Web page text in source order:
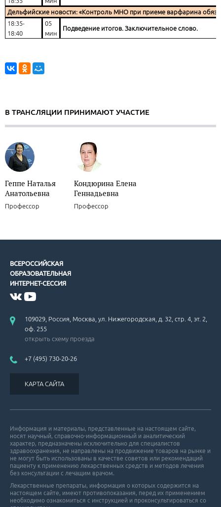
Дельфийские новости: «Контроль МНО при приеме варфарина
18:35-
18:40
05
мин
Подведение итогов. Заключительное слово.
В ТРАНСЛЯЦИИ ПРИНИМАЮТ УЧАСТИЕ
Геппе Наталья
Анатольевна
Профессор
Кондюрина Елена
Геннадьевна
Профессор
ВСЕРОССИЙСКАЯ
ОБРАЗОВАТЕЛЬНАЯ
ИНТЕРНЕТ-СЕССИЯ
109029, Россия, Москва, ул. Нижегородская, д. 32, стр. 4, эт. 2,
оф. 255
открыть схему проезда
+7 (495) 730-20-26
КАРТА САЙТА
Информация и материалы, представленные на настоящем сайте,
носят научный, справочно-информационный и аналитический
характер, предназначены исключительно для специалистов
здравоохранения, не направлены на продвижение товаров на рынке и
не могут быть использованы в качестве советов или рекомендаций
пациенту к применению лекарственных средств и методов лечения
без консультации с лечащим врачом.
Лекарственные препараты, информация о которых содержится на
настоящем сайте, имеют противопоказания, перед их применением
необходимо ознакомиться с инструкцией и проконсультироваться со